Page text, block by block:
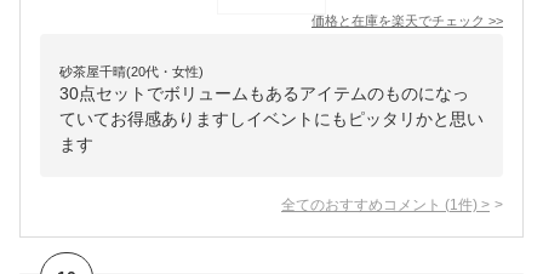
価格と在庫を楽天でチェック >>
砂茶屋千晴(20代・女性)
30点セットでボリュームもあるアイテムのものになっ
ていてお得感ありますしイベントにもピッタリかと思い
ます
全てのおすすめコメント (1 件) >